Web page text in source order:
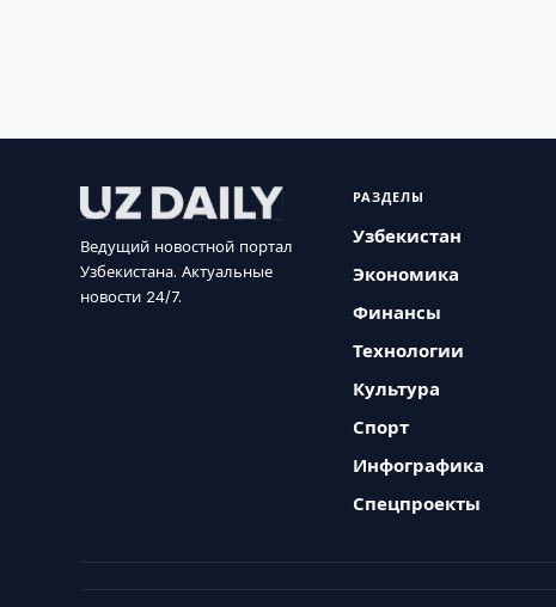
Ведущий новостной портал
Узбекистана. Актуальные
новости 24/7.
РАЗДЕЛЫ
Узбекистан
Экономика
Финансы
Технологии
Культура
Спорт
Инфографика
Спецпроекты